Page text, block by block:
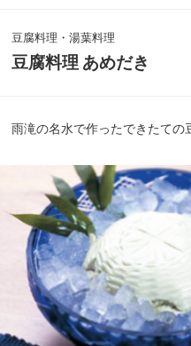
豆腐料理・湯葉料理
豆腐料理 あめだき
雨滝の名水で作ったできたての